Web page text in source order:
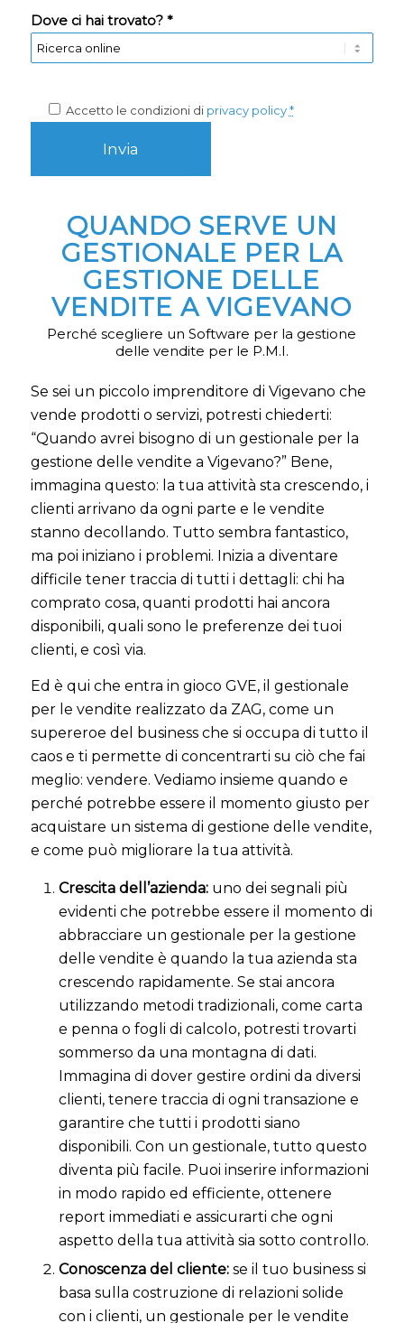
Dove ci hai trovato? *
Accetto le condizioni di privacy policy *
QUANDO SERVE UN
GESTIONALE PER LA
GESTIONE DELLE
VENDITE A VIGEVANO
Perché scegliere un Software per la gestione
delle vendite per le P.M.I.
Se sei un piccolo imprenditore di Vigevano che
vende prodotti o servizi, potresti chiederti:
“Quando avrei bisogno di un gestionale per la
gestione delle vendite a Vigevano?” Bene,
immagina questo: la tua attività sta crescendo, i
clienti arrivano da ogni parte e le vendite
stanno decollando. Tutto sembra fantastico,
ma poi iniziano i problemi. Inizia a diventare
difficile tener traccia di tutti i dettagli: chi ha
comprato cosa, quanti prodotti hai ancora
disponibili, quali sono le preferenze dei tuoi
clienti, e così via.
Ed è qui che entra in gioco GVE, il gestionale
per le vendite realizzato da ZAG, come un
supereroe del business che si occupa di tutto il
caos e ti permette di concentrarti su ciò che fai
meglio: vendere. Vediamo insieme quando e
perché potrebbe essere il momento giusto per
acquistare un sistema di gestione delle vendite,
e come può migliorare la tua attività.
Crescita dell’azienda: uno dei segnali più
evidenti che potrebbe essere il momento di
abbracciare un gestionale per la gestione
delle vendite è quando la tua azienda sta
crescendo rapidamente. Se stai ancora
utilizzando metodi tradizionali, come carta
e penna o fogli di calcolo, potresti trovarti
sommerso da una montagna di dati.
Immagina di dover gestire ordini da diversi
clienti, tenere traccia di ogni transazione e
garantire che tutti i prodotti siano
disponibili. Con un gestionale, tutto questo
diventa più facile. Puoi inserire informazioni
in modo rapido ed efficiente, ottenere
report immediati e assicurarti che ogni
aspetto della tua attività sia sotto controllo.
Conoscenza del cliente: se il tuo business si
basa sulla costruzione di relazioni solide
con i clienti, un gestionale per le vendite